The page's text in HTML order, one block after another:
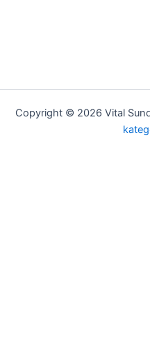
Copyright © 2026 Vital